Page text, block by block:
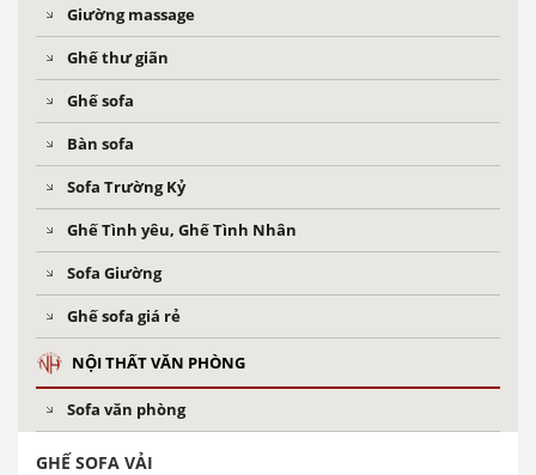
Giường massage
Ghế thư giãn
Ghế sofa
Bàn sofa
Sofa Trường Kỷ
Ghế Tình yêu, Ghế Tình Nhân
Sofa Giường
Ghế sofa giá rẻ
NỘI THẤT VĂN PHÒNG
Sofa văn phòng
GHẾ SOFA VẢI